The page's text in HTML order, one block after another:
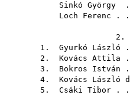
Sinkó György .
Loch Ferenc .
1. Gyurkó László
2. Kovács Attila
3. Bokros István
4. Kovács László
5. Csáki Tibor .